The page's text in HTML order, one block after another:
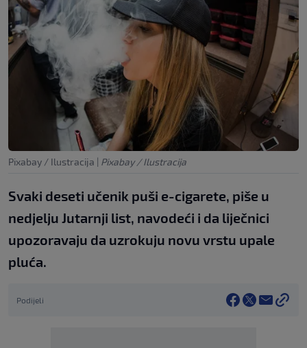
Pixabay / Ilustracija | Pixabay / Ilustracija
Svaki deseti učenik puši e-cigarete, piše u
nedjelju Jutarnji list, navodeći i da liječnici
upozoravaju da uzrokuju novu vrstu upale
pluća.
Podijeli